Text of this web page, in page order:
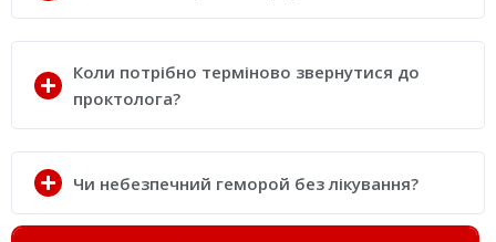
Коли потрібно терміново звернутися до
проктолога?
Чи небезпечний геморой без лікування?